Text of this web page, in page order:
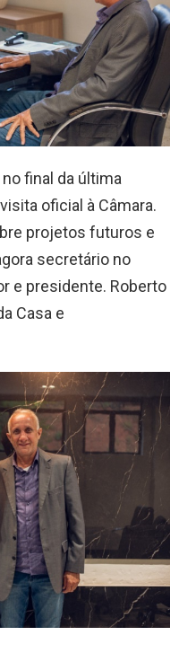
final da última
oficial à Câmara.
projetos futuros e
secretário no
e presidente. Roberto
Casa e